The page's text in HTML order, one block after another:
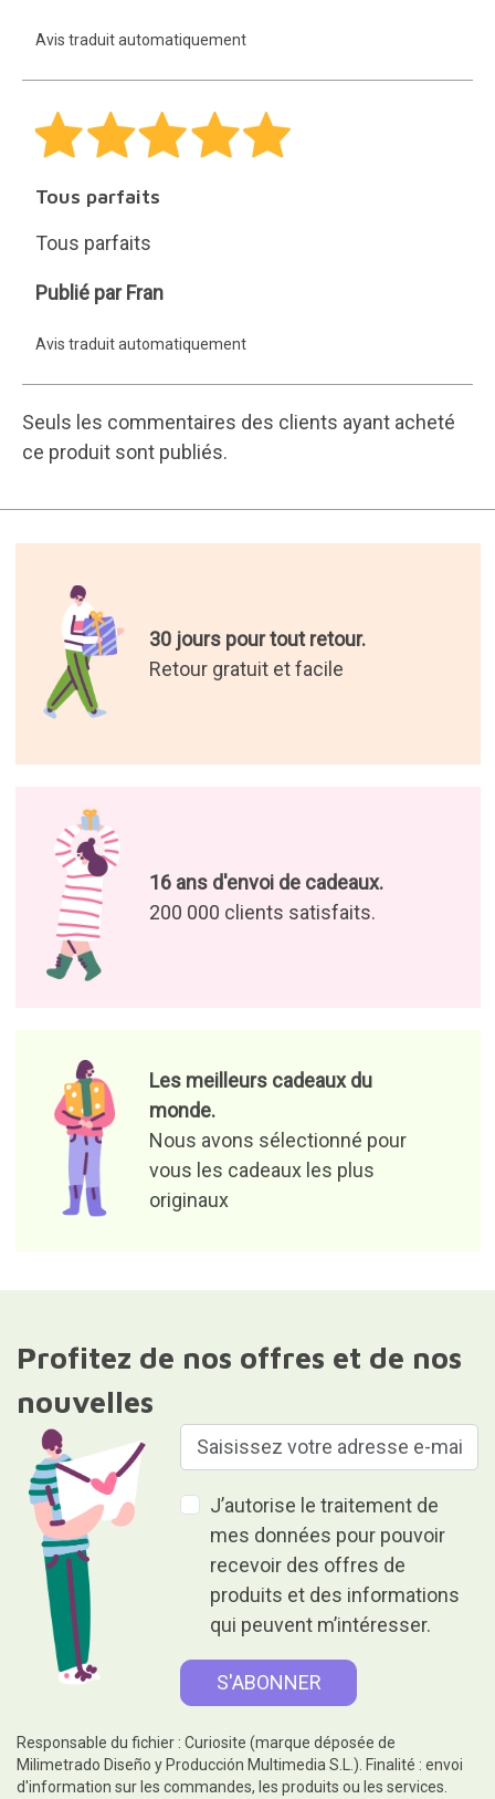
Avis traduit automatiquement
Tous parfaits
Tous parfaits
Fran
Publié par Fran
Avis traduit automatiquement
Seuls les commentaires des clients ayant acheté
ce produit sont publiés.
30 jours pour tout retour.
Retour gratuit et facile
16 ans d'envoi de cadeaux.
200 000 clients satisfaits.
Les meilleurs cadeaux du
monde.
Nous avons sélectionné pour
vous les cadeaux les plus
originaux
Profitez de nos offres et de nos
nouvelles
J’autorise le traitement de
mes données pour pouvoir
recevoir des offres de
produits et des informations
qui peuvent m’intéresser.
Responsable du fichier : Curiosite (marque déposée de
Milimetrado Diseño y Producción Multimedia S.L.). Finalité : envoi
d'information sur les commandes, les produits ou les services.